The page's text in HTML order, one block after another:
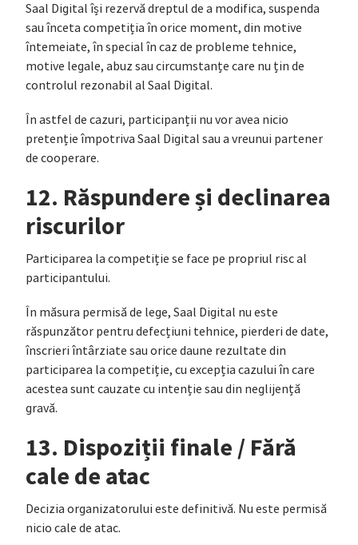
Saal Digital își rezervă dreptul de a modifica, suspenda
sau înceta competiția în orice moment, din motive
întemeiate, în special în caz de probleme tehnice,
motive legale, abuz sau circumstanțe care nu țin de
controlul rezonabil al Saal Digital.
În astfel de cazuri, participanții nu vor avea nicio
pretenție împotriva Saal Digital sau a vreunui partener
de cooperare.
12. Răspundere și declinarea
riscurilor
Participarea la competiție se face pe propriul risc al
participantului.
În măsura permisă de lege, Saal Digital nu este
răspunzător pentru defecțiuni tehnice, pierderi de date,
înscrieri întârziate sau orice daune rezultate din
participarea la competiție, cu excepția cazului în care
acestea sunt cauzate cu intenție sau din neglijență
gravă.
13. Dispoziții finale / Fără
cale de atac
Decizia organizatorului este definitivă. Nu este permisă
nicio cale de atac.